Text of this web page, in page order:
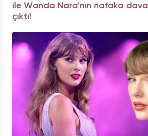
ile Wanda Nara'nın nafaka
çıktı!